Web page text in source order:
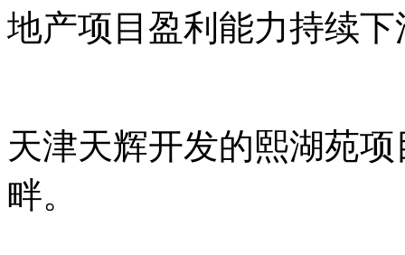
地产项目盈利能力持续
天津天辉开发的熙湖苑
畔。